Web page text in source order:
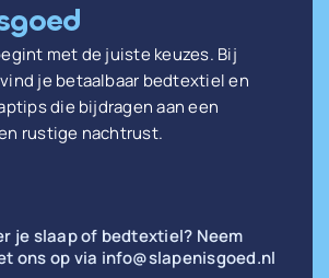
met de juiste keuzes. Bij
je betaalbaar bedtextiel en
die bijdragen aan een
rustige nachtrust.
je slaap of bedtextiel? Neem
ons op via info@slapenisgoed.nl